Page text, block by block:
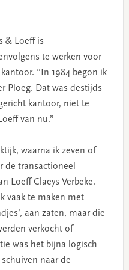
& Loeff is
te werken voor
“In 1984 begon ik
Ploeg. Dat was destijds
kantoor, niet te
van nu.”
waarna ik zeven of
de transactioneel
Loeff Claeys Verbeke.
vaak te maken met
aan zaten, maar die
verkocht of
was het bijna logisch
naar de